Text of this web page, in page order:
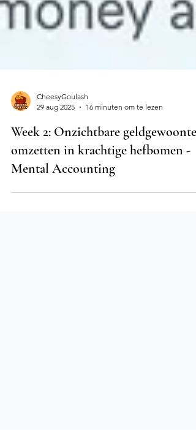
29 aug 2025
16 minuten om te lezen
Week 2: Onzichtbare geldgewoontes
omzetten in krachtige hefbomen -
Mental Accounting